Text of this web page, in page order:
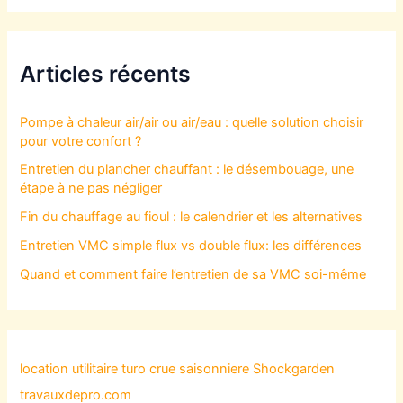
Articles récents
Pompe à chaleur air/air ou air/eau : quelle solution choisir
pour votre confort ?
Entretien du plancher chauffant : le désembouage, une
étape à ne pas négliger
Fin du chauffage au fioul : le calendrier et les alternatives
Entretien VMC simple flux vs double flux: les différences
Quand et comment faire l’entretien de sa VMC soi-même
location utilitaire turo crue saisonniere Shockgarden
travauxdepro.com